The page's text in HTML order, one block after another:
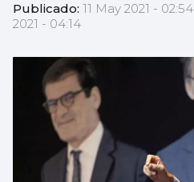
Publicado: 11 May 2021 - 02:54
2021 - 04:14